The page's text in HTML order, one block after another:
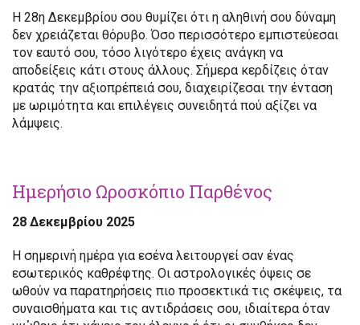
Η 28η Δεκεμβρίου σου θυμίζει ότι η αληθινή σου δύναμη
δεν χρειάζεται θόρυβο. Όσο περισσότερο εμπιστεύεσαι
τον εαυτό σου, τόσο λιγότερο έχεις ανάγκη να
αποδείξεις κάτι στους άλλους. Σήμερα κερδίζεις όταν
κρατάς την αξιοπρέπειά σου, διαχειρίζεσαι την ένταση
με ωριμότητα και επιλέγεις συνειδητά πού αξίζει να
λάμψεις.
Ημερήσιο Ωροσκόπιο Παρθένος
28 Δεκεμβρίου 2025
Η σημερινή ημέρα για εσένα λειτουργεί σαν ένας
εσωτερικός καθρέφτης. Οι αστρολογικές όψεις σε
ωθούν να παρατηρήσεις πιο προσεκτικά τις σκέψεις, τα
συναισθήματα και τις αντιδράσεις σου, ιδιαίτερα όταν